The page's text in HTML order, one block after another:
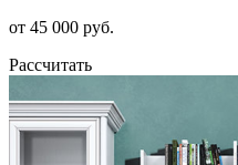
от 45 000 руб.
Рассчитать